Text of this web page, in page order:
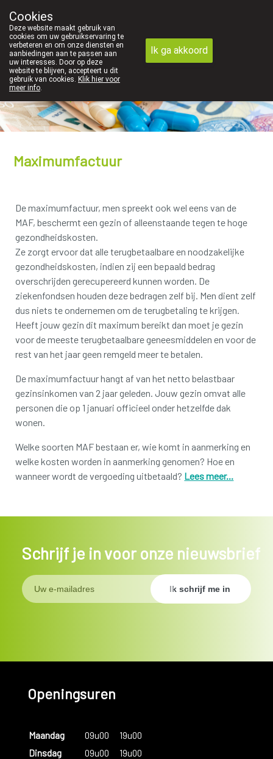
We vinden persoonlijk contact in de apotheek zeer
02/5135502
Maximumfactuur
De maximumfactuur, men spreekt ook wel eens van de
MAF, beschermt een gezin of alleenstaande tegen te hoge
gezondheidskosten.
Ze zorgt ervoor dat alle terugbetaalbare en noodzakelijke
gezondheidskosten, indien zij een bepaald bedrag
overschrijden gerecupereerd kunnen worden. De
ziekenfondsen houden deze bedragen zelf bij. Men dient zelf
dus niets te ondernemen om de terugbetaling te krijgen.
Heeft jouw gezin dit maximum bereikt dan moet je gezin
voor de meeste terugbetaalbare geneesmiddelen en voor de
rest van het jaar geen remgeld meer te betalen.
De maximumfactuur hangt af van het netto belastbaar
gezinsinkomen van 2 jaar geleden. Jouw gezin omvat alle
personen die op 1 januari officieel onder hetzelfde dak
wonen.
Welke soorten MAF bestaan er, wie komt in aanmerking en
welke kosten worden in aanmerking genomen? Hoe en
wanneer wordt de vergoeding uitbetaald? Lees meer...
Schrijf je in voor onze nieuwsbrief
Openingsuren
Maandag 09u00
19u00
Dinsdag
09u00
19u00
Cookies
Deze website maakt gebruik van
cookies om uw gebruikservaring te
verbeteren en om onze diensten en
aanbiedingen aan te passen aan
uw interesses. Door op deze
website te blijven, accepteert u dit
gebruik van cookies. Klik hier voor
meer info.
Ik ga akkoord